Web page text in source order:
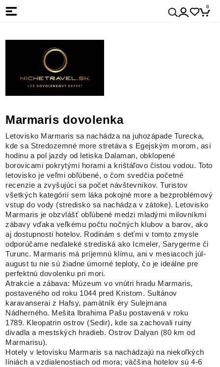
0
Marmaris dovolenka
Letovisko Marmaris sa nachádza na juhozápade Turecka,
kde sa Stredozemné more stretáva s Egejským morom, asi
hodinu a pol jazdy od letiska Dalaman, obklopené
borovicami pokrytými horami a krištáľovo čistou vodou. Toto
letovisko je veľmi obľúbené, o čom svedčia početné
recenzie a zvyšujúci sa počet návštevníkov. Turistov
všetkých kategórií sem láka pokojné more a bezproblémový
vstup do vody (stredisko sa nachádza v zátoke). Letovisko
Marmaris je obzvlášť obľúbené medzi mladými milovníkmi
zábavy vďaka veľkému počtu nočných klubov a barov, ako
aj dostupnosti hotelov. Rodinám s deťmi v tomto zmysle
odporúčame neďaleké strediská ako Icmeler, Sarygerme či
Turunc. Marmaris má príjemnú klímu, ani v mesiacoch júl-
august tu nie sú žiadne úmorné teploty, čo je ideálne pre
perfektnú dovolenku pri mori.
Atrakcie a zábava: Múzeum vo vnútri hradu Marmaris,
postaveného od roku 1044 pred Kristom. Sultánov
karavanserai z Hafsy, pamätník éry Sulejmana
Nádherného. Mešita Ibrahima Pašu postavená v roku
1789. Kleopatrin ostrov (Sedir), kde sa zachovali ruiny
divadla a mestských hradieb. Ostrov Dalyan (80 km od
Marmarisu).
Hotely v letovisku Marmaris sa nachádzajú na niekoľkých
líniách a vzdialenostiach od mora; väčšina hotelov sú 4-6